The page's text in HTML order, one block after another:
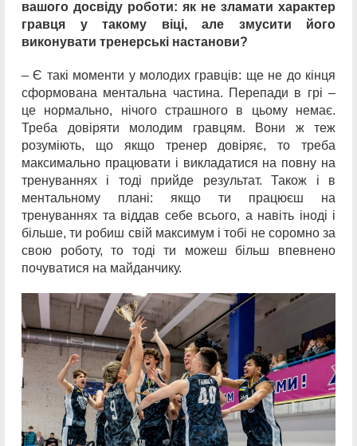
вашого досвіду роботи: як не зламати характер
гравця у такому віці, але змусити його
виконувати тренерські настанови?
– Є такі моменти у молодих гравців: ще не до кінця
сформована ментальна частина. Перепади в грі –
це нормально, нічого страшного в цьому немає.
Треба довіряти молодим гравцям. Вони ж теж
розуміють, що якщо тренер довіряє, то треба
максимально працювати і викладатися на повну на
тренуваннях і тоді прийде результат. Також і в
ментальному плані: якщо ти працюєш на
тренуваннях та віддав себе всього, а навіть іноді і
більше, ти робиш свій максимум і тобі не соромно за
свою роботу, то тоді ти можеш більш впевнено
почуватися на майданчику.